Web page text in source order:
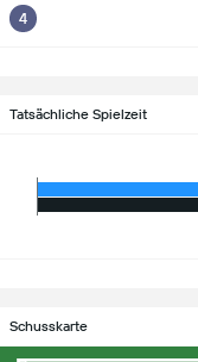
4
Tatsächliche Spielzeit
Schusskarte